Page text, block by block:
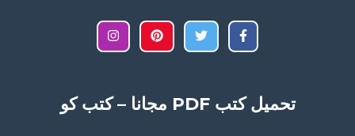
تحميل كتب PDF مجانا – كتب كو